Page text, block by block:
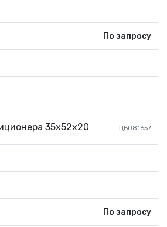
По запросу
35х52х20 ЦБ081657
По запросу